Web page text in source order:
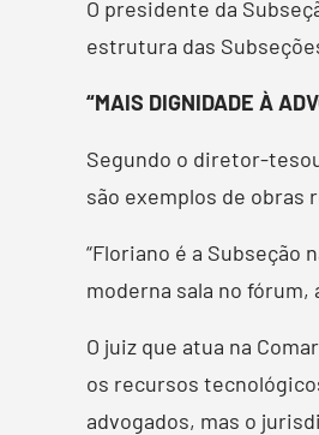
O presidente da
estrutura das
“MAIS DIGNIDADE À
Segundo o diretor-
são exemplos de obras
“Floriano é a Subseção
moderna sala no
O juiz que atua na
os recursos
advogados, mas o